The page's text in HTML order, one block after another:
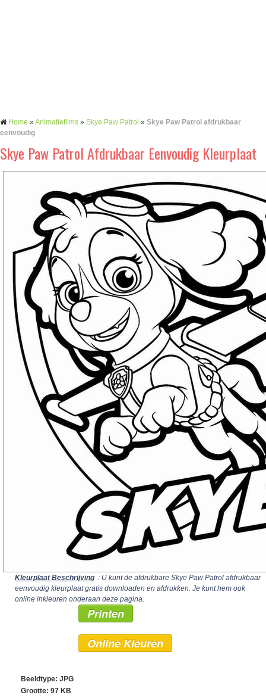
Home »Animatiefilms » Skye Paw Patrol » Skye Paw Patrol afdrukbaar
eenvoudig
Skye Paw Patrol Afdrukbaar Eenvoudig Kleurplaat
Kleurplaat Beschrijving : U kunt de afdrukbare Skye Paw Patrol afdrukbaar
eenvoudig kleurplaat gratis downloaden en afdrukken. Je kunt hem ook
online inkleuren onderaan deze pagina.
Printen
Online Kleuren
Beeldtype: JPG
Grootte: 97 KB